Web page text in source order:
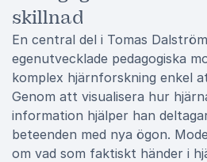
skillnad
En central del i Tomas
egenutvecklade pedagogiska
komplex hjärnforskning enkel
Genom att visualisera hur
information hjälper han
beteenden med nya ögon.
om vad som faktiskt händer i